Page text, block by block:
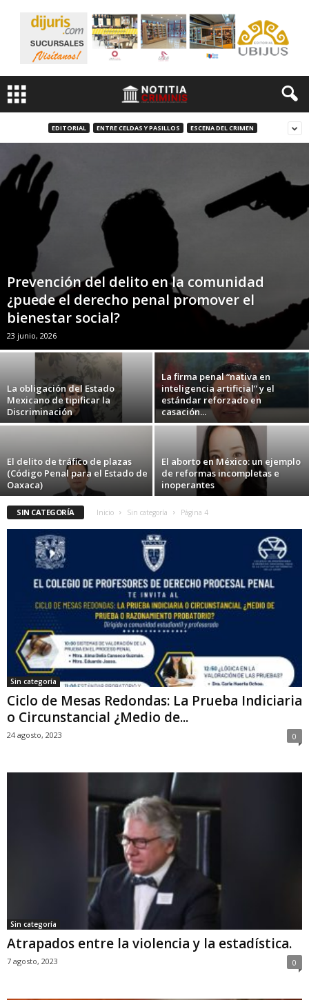
EDITORIAL ENTRE CELDAS Y PASILLOS ESCENA DEL CRIMEN
Prevención del delito en la comunidad
¿puede el derecho penal promover el
bienestar social?
23 junio, 2026
La obligación del Estado
Mexicano de tipificar la
Discriminación
La firma penal “nativa en
inteligencia artificial” y el
estándar reforzado en
casación...
El delito de tráfico de plazas
(Código Penal para el Estado de
Oaxaca)
El aborto en México: un ejemplo
de reformas incompletas e
inoperantes
SIN CATEGORÍA Inicio Sin categoría Página 4
Sin categoría
Ciclo de Mesas Redondas: La Prueba Indiciaria
o Circunstancial ¿Medio de...
24 agosto, 2023 0
Sin categoría
Atrapados entre la violencia y la estadística.
7 agosto, 2023 0